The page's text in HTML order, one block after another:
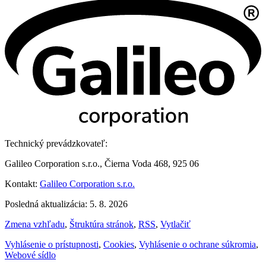
Technický prevádzkovateľ:
Galileo Corporation s.r.o., Čierna Voda 468, 925 06
Kontakt: Galileo Corporation s.r.o.
Posledná aktualizácia: 5. 8. 2026
Zmena vzhľadu, Štruktúra stránok, RSS, Vytlačiť
Vyhlásenie o prístupnosti, Cookies, Vyhlásenie o ochrane súkromia,
Webové sídlo